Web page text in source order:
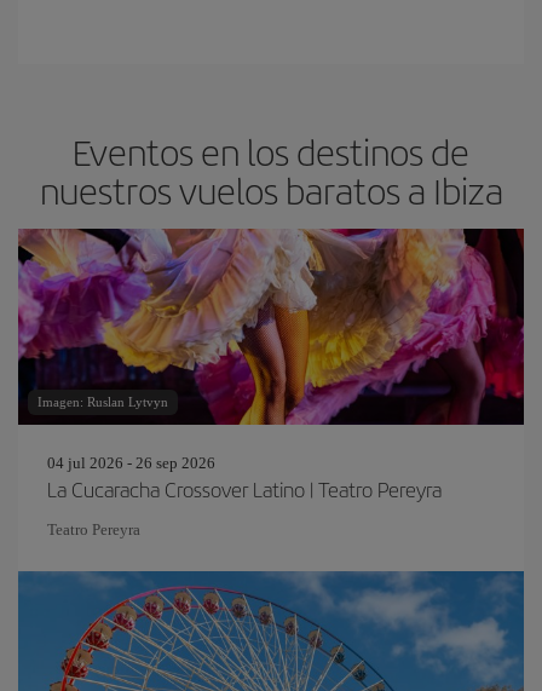
Eventos en los destinos de
nuestros vuelos baratos a Ibiza
Imagen: Ruslan Lytvyn
04 jul 2026 - 26 sep 2026
La Cucaracha Crossover Latino | Teatro Pereyra
Teatro Pereyra